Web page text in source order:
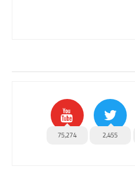
2,455
75,274